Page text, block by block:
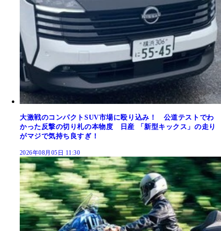
大激戦のコンパクトSUV市場に殴り込み！ 公道テストでわ
かった反撃の切り札の本物度 日産 「新型キックス」の走り
がマジで気持ち良すぎ！
2026年08月05日 11:30